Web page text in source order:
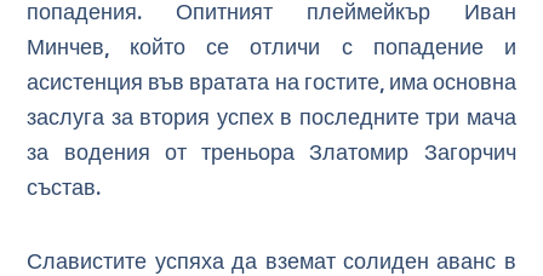
попадения. Опитният плеймейкър Иван
Минчев, който се отличи с попадение и
асистенция във вратата на гостите, има основна
заслуга за втория успех в последните три мача
за водения от треньора Златомир Загорчич
състав.
Славистите успяха да вземат солиден аванс в